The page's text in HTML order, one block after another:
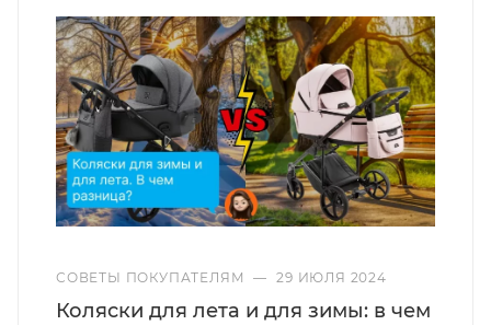
СОВЕТЫ ПОКУПАТЕЛЯМ — 29 ИЮЛЯ 2024
Коляски для лета и для зимы: в чем